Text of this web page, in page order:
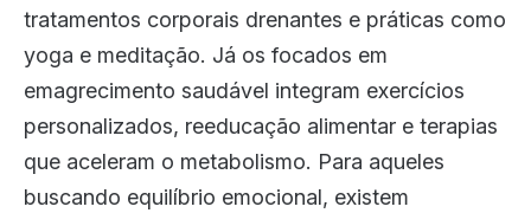
tratamentos corporais drenantes e práticas como
yoga e meditação. Já os focados em
emagrecimento saudável integram exercícios
personalizados, reeducação alimentar e terapias
que aceleram o metabolismo. Para aqueles
buscando equilíbrio emocional, existem